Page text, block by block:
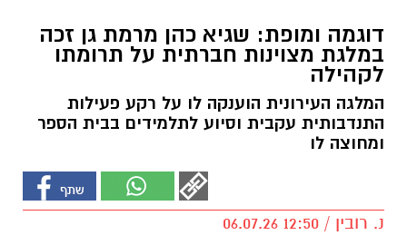
דוגמה ומופת: שגיא כהן מרמת גן זכה
במלגת מצוינות חברתית על תרומתו
לקהילה
המלגה העירונית הוענקה לו על רקע פעילות
התנדבותית עקבית וסיוע לתלמידים בבית הספר
ומחוצה לו
נ. רובין / 12:50 06.07.26